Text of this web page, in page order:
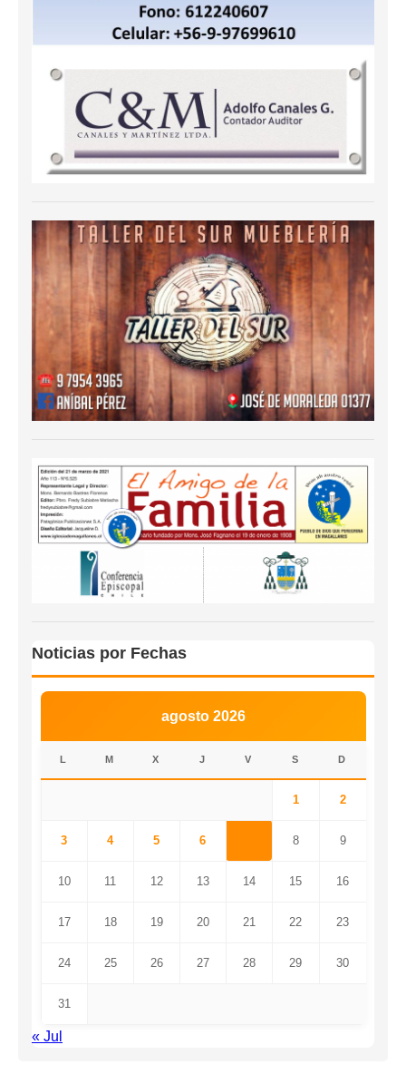
Noticias por Fechas
agosto 2026
L M X J V S D
1 2
3 4 5 6 8 9
10 11 12 13 14 15 16
17 18 19 20 21 22 23
24 25 26 27 28 29 30
31
« Jul